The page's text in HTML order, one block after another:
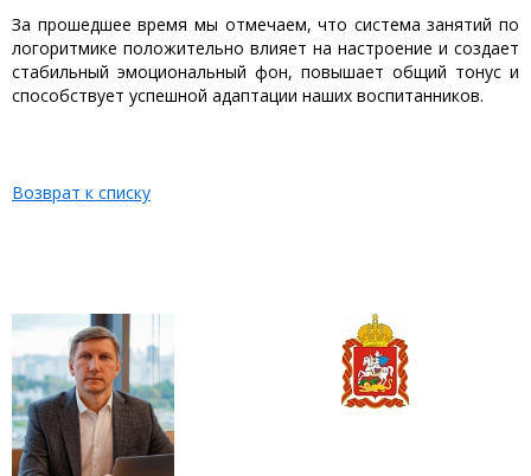
За прошедшее время мы отмечаем, что система занятий по
логоритмике положительно влияет на настроение и создает
стабильный эмоциональный фон, повышает общий тонус и
способствует успешной адаптации наших воспитанников.
Возврат к списку